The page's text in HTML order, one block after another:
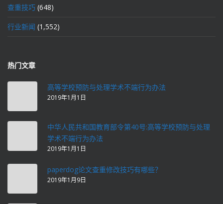
查重技巧 (648)
行业新闻 (1,552)
热门文章
高等学校预防与处理学术不端行为办法
2019年1月1日
中华人民共和国教育部令第40号:高等学校预防与处理
学术不端行为办法
2019年1月1日
paperdog论文查重修改技巧有哪些？
2019年1月9日